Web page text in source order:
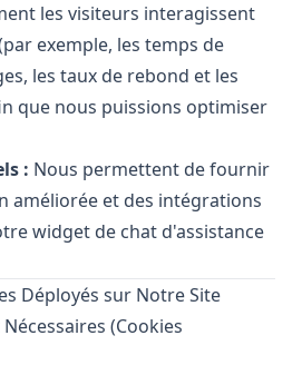
les visiteurs interagissent
exemple, les temps de
les taux de rebond et les
que nous puissions optimiser
: Nous permettent de fournir
améliorée et des intégrations
widget de chat d'assistance
Déployés sur Notre Site
(Cookies